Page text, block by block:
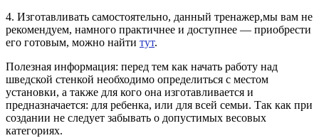
4. Изготавливать самостоятельно, данный тренажер,мы вам не
рекомендуем, намного практичнее и доступнее — приобрести
его готовым, можно найти тут.
Полезная информация: перед тем как начать работу над
шведской стенкой необходимо определиться с местом
установки, а также для кого она изготавливается и
предназначается: для ребенка, или для всей семьи. Так как при
создании не следует забывать о допустимых весовых
категориях.